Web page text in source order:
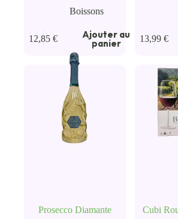
Boissons
12,85€ Ajouter au
panier 13,99€
Prosecco Diamante
Cubi